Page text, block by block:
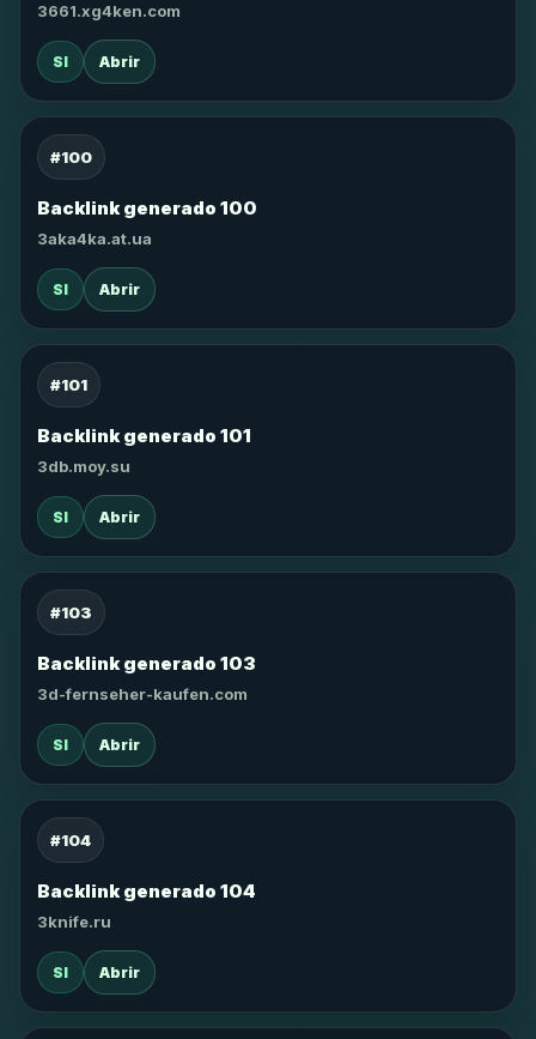
3661.xg4ken.com
SI Abrir
#100
Backlink generado 100
3aka4ka.at.ua
SI Abrir
#101
Backlink generado 101
3db.moy.su
SI Abrir
#103
Backlink generado 103
3d-fernseher-kaufen.com
SI Abrir
#104
Backlink generado 104
3knife.ru
SI Abrir